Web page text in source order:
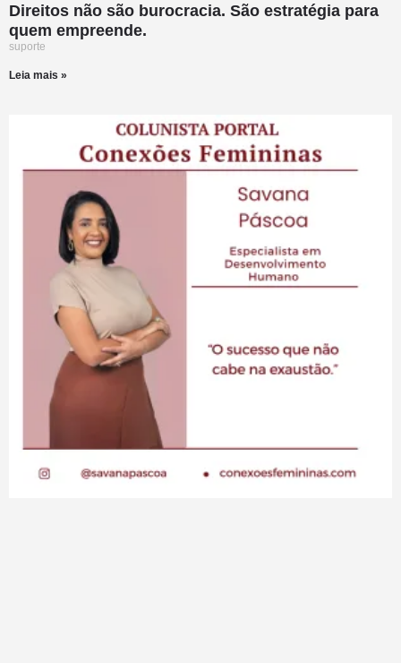
Direitos não são burocracia. São estratégia para
quem empreende.
suporte
Leia mais »